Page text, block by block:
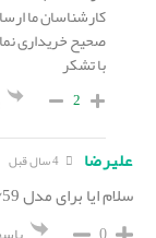
کارشناسان ما
صحیح خریداری
با تشکر
2
علیرضا 4 سال قبل
سلام ایا برای مدل SMS58M92EU /59 مناسب است؟